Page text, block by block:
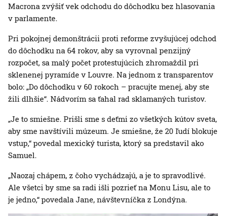
Macrona zvýšiť vek odchodu do dôchodku bez hlasovania
v parlamente.
Pri pokojnej demonštrácii proti reforme zvyšujúcej odchod
do dôchodku na 64 rokov, aby sa vyrovnal penzijný
rozpočet, sa malý počet protestujúcich zhromaždil pri
sklenenej pyramíde v Louvre. Na jednom z transparentov
bolo: „Do dôchodku v 60 rokoch – pracujte menej, aby ste
žili dlhšie“. Nádvorím sa ťahal rad sklamaných turistov.
„Je to smiešne. Prišli sme s deťmi zo všetkých kútov sveta,
aby sme navštívili múzeum. Je smiešne, že 20 ľudí blokuje
vstup,“ povedal mexický turista, ktorý sa predstavil ako
Samuel.
„Naozaj chápem, z čoho vychádzajú, a je to spravodlivé.
Ale všetci by sme sa radi išli pozrieť na Monu Lisu, ale to
je jedno,“ povedala Jane, návštevníčka z Londýna.